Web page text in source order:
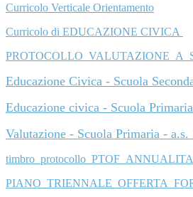
Curricolo Verticale Orientamento
Curricolo di EDUCAZIONE CIVICA
Educazione Civica - Scuola
Educazione civica - Scuola
Valutazione - Scuola Primaria - a.s.